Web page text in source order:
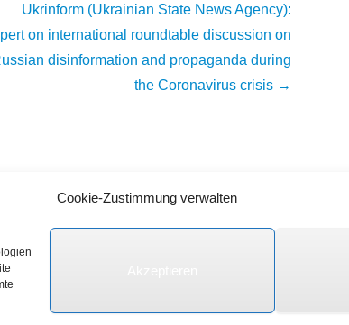
Cookie-Zustimmung verwalten
Ukrinform (Ukrainian State News Agency):
on international roundtable discussion on
disinformation and propaganda during
the Coronavirus crisis →